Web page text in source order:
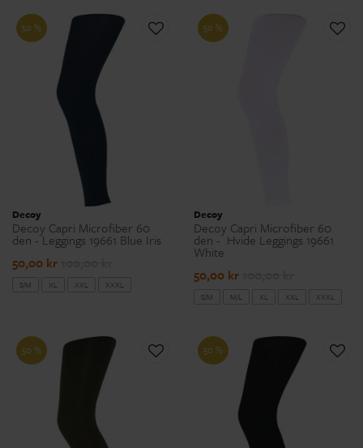
50 %
Decoy
Decoy Capri Microfiber 60
den - Leggings 19661 Blue Iris
50,00 kr
S/M XL XXL XXXL
50 %
Decoy
Decoy Capri Microfiber 60
den - Hvide Leggings 19661
White
50,00 kr
S/M M/L XL XXL XXXL
50 % 50 %